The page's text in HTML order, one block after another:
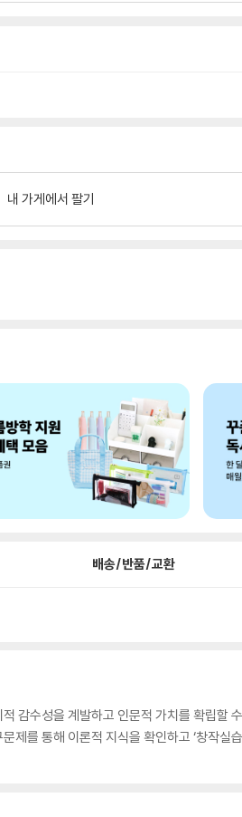
내 가게에서 팔기
배송/반품/교환
감수성을 계발하고 인문적 가치를 확립할
제를 통해 이론적 지식을 확인하고 ‘창작실습